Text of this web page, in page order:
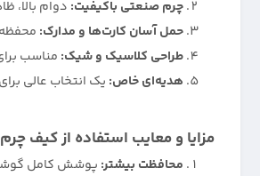
چرم صنعتی باکیفیت: دوام بالا،
حمل آسان کارت‌ها و مدارک:
طراحی کلاسیک و شیک: مناسب
هدیه‌ای خاص: یک انتخاب عالی
مزایا و معایب استفاده از
محافظت بیشتر: پوشش کامل